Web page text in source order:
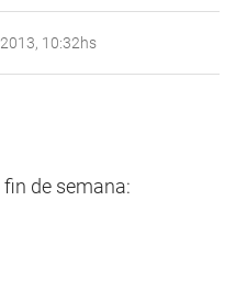
10:32hs
de semana: